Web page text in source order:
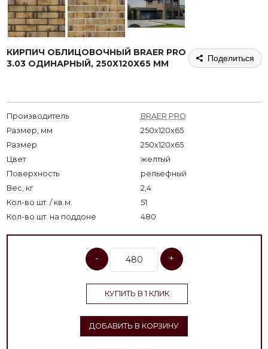
КИРПИЧ ОБЛИЦОВОЧНЫЙ BRAER PRO
3.03 ОДИНАРНЫЙ, 250Х120Х65 ММ
Поделиться
Производитель
BRAER PRO
Размер, мм
250x120x65
Размер
250х120х65
Цвет
желтый
Поверхность
рельефный
Вес, кг
2,4
Кол-во шт. / кв.м.
51
Кол-во шт. на поддоне
480
- +
КУПИТЬ В 1 КЛИК
ДОБАВИТЬ В КОРЗИНУ